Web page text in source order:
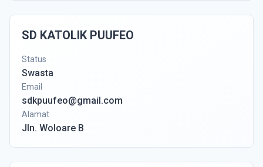
SD KATOLIK PUUFEO
Status
Swasta
Email
sdkpuufeo@gmail.com
Alamat
Jln. Woloare B